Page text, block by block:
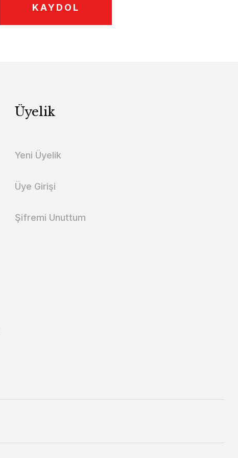
KAYDOL
Üyelik
Yeni Üyelik
Üye Girişi
Şifremi Unuttum